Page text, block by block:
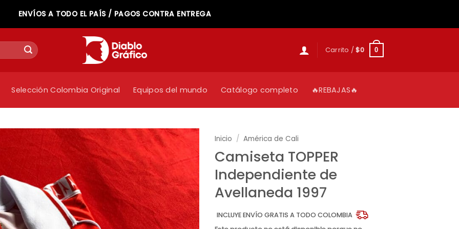
ENVÍOS A TODO EL PAÍS / PAGOS CONTRA ENTREGA
Carrito /$0 0
Selección Colombia Original Equipos del mundo Catálogo completo 🔥REBAJAS🔥
Inicio / América de Cali
Camiseta TOPPER
Independiente de
Avellaneda 1997
INCLUYE ENVÍO GRATIS A TODO COLOMBIA